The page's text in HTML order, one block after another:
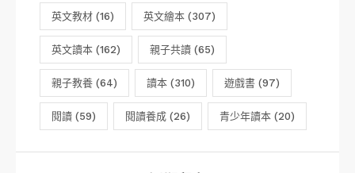
英文教材 (16) 英文繪本 (307)
英文讀本 (162) 親子共讀 (65)
親子教養 (64) 讀本 (310) 遊戲書 (97)
閱讀 (59) 閱讀養成 (26) 青少年讀本 (20)